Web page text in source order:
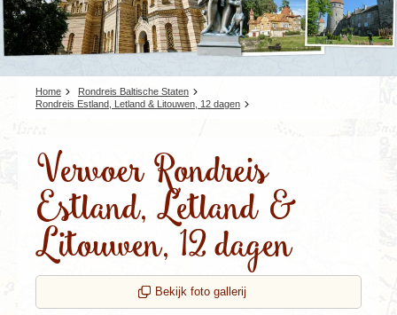
Home
Rondreis Baltische Staten
Rondreis Estland, Letland & Litouwen, 12 dagen
Vervoer Rondreis
Estland, Letland &
Litouwen, 12 dagen
Bekijk foto gallerij